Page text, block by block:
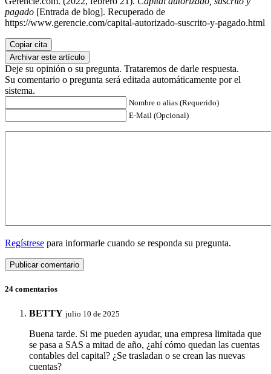
pagado [Entrada de blog]. Recuperado de
https://www.gerencie.com/capital-autorizado-suscrito-y-pagado.html
Copiar cita
Archivar este artículo
Deje su opinión o su pregunta. Trataremos de darle respuesta.
Su comentario o pregunta será editada automáticamente por el
sistema.
Nombre o alias (Requerido)
E-Mail (Opcional)
Regístrese para informarle cuando se responda su pregunta.
24 comentarios
BETTY julio 10 de 2025
Buena tarde. Si me pueden ayudar, una empresa limitada que
se pasa a SAS a mitad de año, ¿ahí cómo quedan las cuentas
contables del capital? ¿Se trasladan o se crean las nuevas
cuentas?